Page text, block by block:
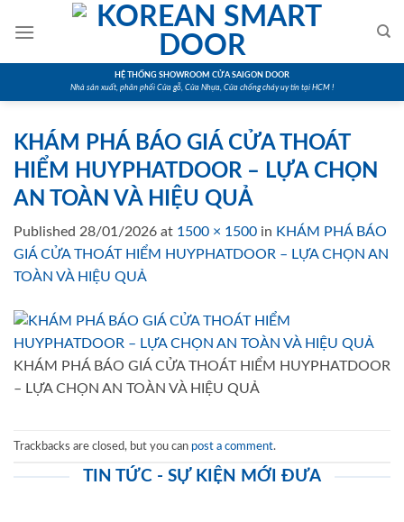
HỆ THỐNG SHOWROOM CỬA SAIGON DOOR
Nhà sản xuất, phân phối Cửa gỗ, Cửa Nhựa, Cửa chống cháy uy tín tại HCM !
KHÁM PHÁ BÁO GIÁ CỬA THOÁT
HIỂM HUYPHATDOOR – LỰA CHỌN
AN TOÀN VÀ HIỆU QUẢ
Published 28/01/2026 at 1500 × 1500 in KHÁM PHÁ BÁO
GIÁ CỬA THOÁT HIỂM HUYPHATDOOR – LỰA CHỌN AN
TOÀN VÀ HIỆU QUẢ
KHÁM PHÁ BÁO GIÁ CỬA THOÁT HIỂM HUYPHATDOOR
– LỰA CHỌN AN TOÀN VÀ HIỆU QUẢ
Trackbacks are closed, but you can post a comment.
TIN TỨC - SỰ KIỆN MỚI ĐƯA